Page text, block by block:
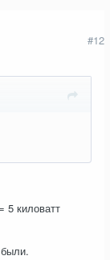
#12
5 киловатт